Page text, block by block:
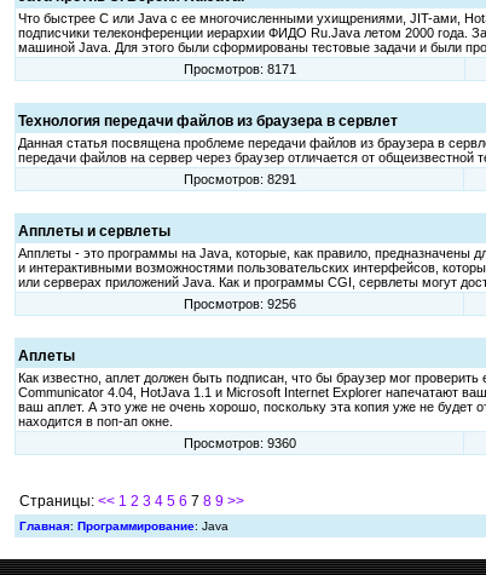
Что быстрее C или Java с ее многочисленными ухищрениями, JIT-ами,
подписчики телеконференции иерархии ФИДО Ru.Java летом 2000 года.
машиной Java. Для этого были сформированы тестовые задачи и были
Просмотров: 8171
Технология передачи файлов из браузера в сервлет
Данная статья посвящена проблеме передачи файлов из браузера в
передачи файлов на сервер через браузер отличается от
Просмотров: 8291
Апплеты и сервлеты
Апплеты - это программы на Java, которые, как правило, предназначены
и интерактивными возможностями пользовательских интерфейсов,
или серверах приложений Java. Как и программы CGI, сервлеты могут
Просмотров: 9256
Аплеты
Как известно, аплет должен быть подписан, что бы браузер мог
Communicator 4.04, HotJava 1.1 и Microsoft Internet Explorer напечатают
ваш аплет. А это уже не очень хорошо, поскольку эта копия уже не будет
находится в поп-ап окне.
Просмотров: 9360
Страницы: << 1 2 3 4 5 6 7 8 9 >>
Главная: Программирование: Java